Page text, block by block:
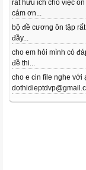
rất hữu ích cho việc ôn
cám ơn...
bộ đề cương ôn tập
đầy...
cho em hỏi mình có
đề thi...
cho e cin file nghe với